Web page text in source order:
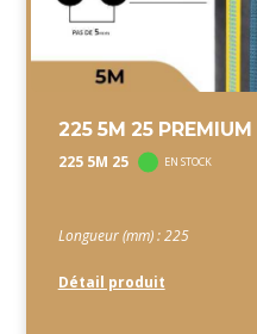
225 5M 25 PREMIUM
225 5M 25 EN STOCK
Longueur (mm) : 225
Détail produit